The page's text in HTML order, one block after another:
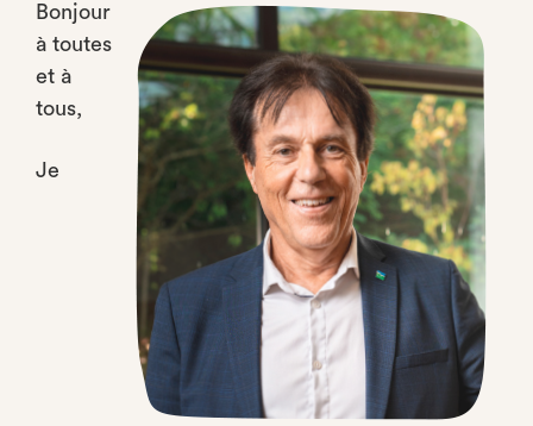
Bonjour
à toutes
et à
tous,
Je